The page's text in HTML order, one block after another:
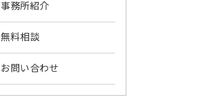
事務所紹介
無料相談
お問い合わせ